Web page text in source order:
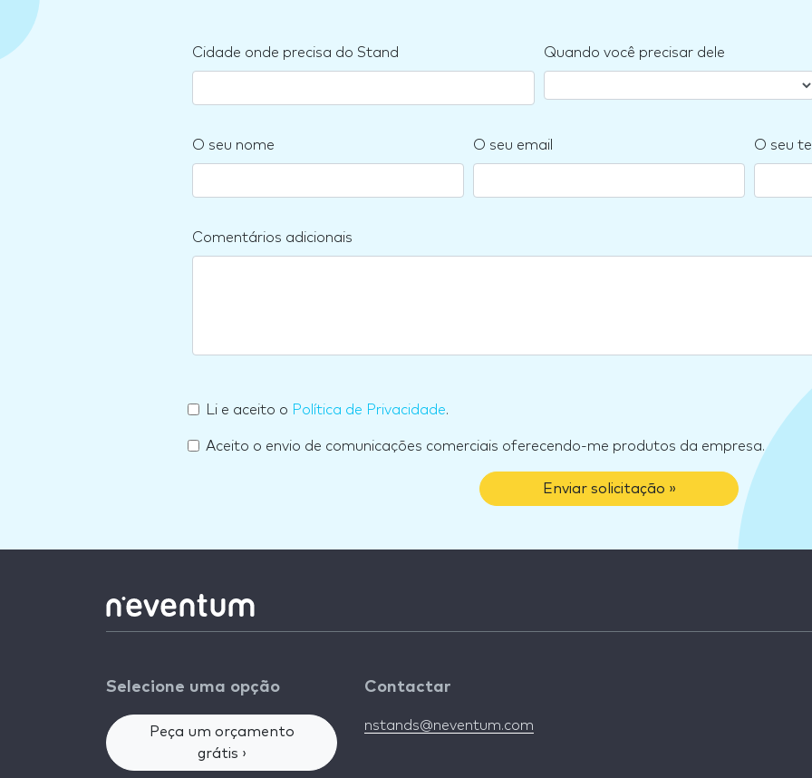
Cidade onde precisa do Stand Quando você precisar dele
O seu nome O seu email O seu
Comentários adicionais
Li e aceito o Política de Privacidade.
Aceito o envio de comunicações comerciais oferecendo-me produtos da empresa.
Enviar solicitação »
Selecione uma opção
Peça um orçamento
grátis ›
Contactar
nstands@neventum.com